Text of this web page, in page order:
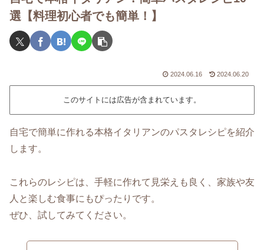
選【料理初心者でも簡単！】
2024.06.16 2024.06.20
このサイトには広告が含まれています。
自宅で簡単に作れる本格イタリアンのパスタレシピを紹介
します。
これらのレシピは、手軽に作れて見栄えも良く、家族や友
人と楽しむ食事にもぴったりです。
ぜひ、試してみてください。